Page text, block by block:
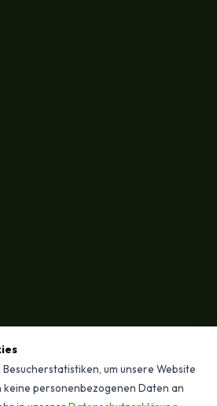
um unsere Website
keine personenbezogenen Daten an
© 2026 Alle Rechte vorbehalten